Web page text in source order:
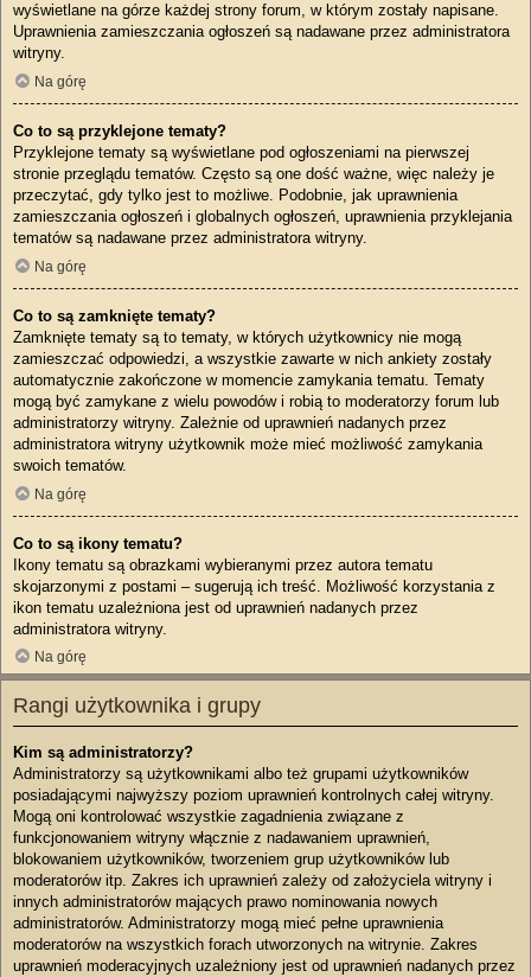
wyświetlane na górze każdej strony forum, w którym zostały napisane.
Uprawnienia zamieszczania ogłoszeń są nadawane przez administratora
witryny.
Na górę
Co to są przyklejone tematy?
Przyklejone tematy są wyświetlane pod ogłoszeniami na pierwszej
stronie przeglądu tematów. Często są one dość ważne, więc należy je
przeczytać, gdy tylko jest to możliwe. Podobnie, jak uprawnienia
zamieszczania ogłoszeń i globalnych ogłoszeń, uprawnienia przyklejania
tematów są nadawane przez administratora witryny.
Na górę
Co to są zamknięte tematy?
Zamknięte tematy są to tematy, w których użytkownicy nie mogą
zamieszczać odpowiedzi, a wszystkie zawarte w nich ankiety zostały
automatycznie zakończone w momencie zamykania tematu. Tematy
mogą być zamykane z wielu powodów i robią to moderatorzy forum lub
administratorzy witryny. Zależnie od uprawnień nadanych przez
administratora witryny użytkownik może mieć możliwość zamykania
swoich tematów.
Na górę
Co to są ikony tematu?
Ikony tematu są obrazkami wybieranymi przez autora tematu
skojarzonymi z postami – sugerują ich treść. Możliwość korzystania z
ikon tematu uzależniona jest od uprawnień nadanych przez
administratora witryny.
Na górę
Rangi użytkownika i grupy
Kim są administratorzy?
Administratorzy są użytkownikami albo też grupami użytkowników
posiadającymi najwyższy poziom uprawnień kontrolnych całej witryny.
Mogą oni kontrolować wszystkie zagadnienia związane z
funkcjonowaniem witryny włącznie z nadawaniem uprawnień,
blokowaniem użytkowników, tworzeniem grup użytkowników lub
moderatorów itp. Zakres ich uprawnień zależy od założyciela witryny i
innych administratorów mających prawo nominowania nowych
administratorów. Administratorzy mogą mieć pełne uprawnienia
moderatorów na wszystkich forach utworzonych na witrynie. Zakres
uprawnień moderacyjnych uzależniony jest od uprawnień nadanych przez